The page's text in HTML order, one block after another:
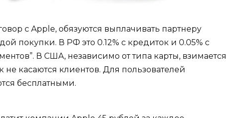
с Apple, обязуются выплачивать партнеру
покупки. В РФ это 0.12% с кредиток и 0.05% с
В США, независимо от типа карты, взимается
касаются клиентов. Для пользователей
бесплатными.